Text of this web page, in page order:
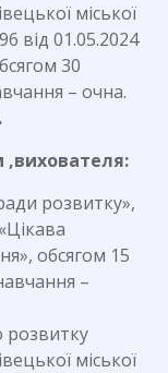
міської
від 01.05.2024
30
– очна.
,вихователя:
розвитку»,
обсягом 15
–
розвитку
міської